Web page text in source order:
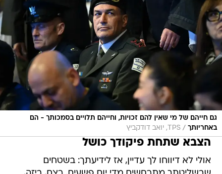
גם חייהם של מי שאין להם זכויות, וחייהם תלויים בסמכותך - הם
באחריותך / TPS, יואב דודקביץ
הצבא שתחת פיקודך כושל
אולי לא דיווחו לך עדיין, אז לידיעתך: בשטחים